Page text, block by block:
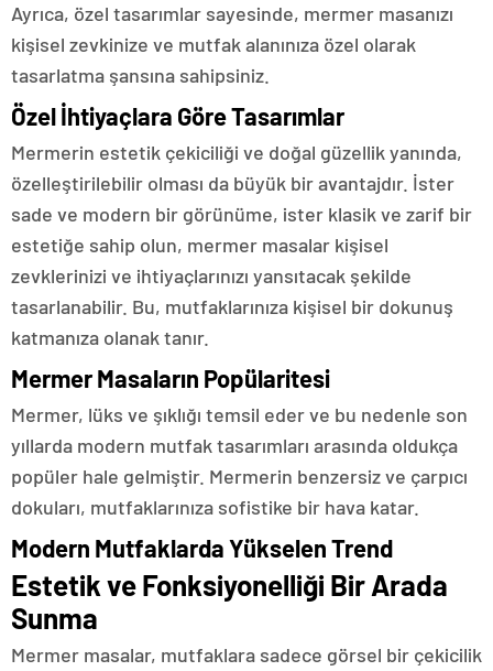
Ayrıca, özel tasarımlar sayesinde, mermer masanızı
kişisel zevkinize ve mutfak alanınıza özel olarak
tasarlatma şansına sahipsiniz.
Özel İhtiyaçlara Göre Tasarımlar
Mermerin estetik çekiciliği ve doğal güzellik yanında,
özelleştirilebilir olması da büyük bir avantajdır. İster
sade ve modern bir görünüme, ister klasik ve zarif bir
estetiğe sahip olun, mermer masalar kişisel
zevklerinizi ve ihtiyaçlarınızı yansıtacak şekilde
tasarlanabilir. Bu, mutfaklarınıza kişisel bir dokunuş
katmanıza olanak tanır.
Mermer Masaların Popülaritesi
Mermer, lüks ve şıklığı temsil eder ve bu nedenle son
yıllarda modern mutfak tasarımları arasında oldukça
popüler hale gelmiştir. Mermerin benzersiz ve çarpıcı
dokuları, mutfaklarınıza sofistike bir hava katar.
Modern Mutfaklarda Yükselen Trend
Estetik ve Fonksiyonelliği Bir Arada
Sunma
Mermer masalar, mutfaklara sadece görsel bir çekicilik